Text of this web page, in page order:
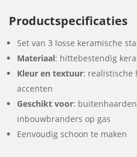
Productspecificaties
Set van 3 losse keramische
Materiaal: hittebestendig
Kleur en textuur: realistische
accenten
Geschikt voor:
inbouwbranders op gas
Eenvoudig schoon te maken